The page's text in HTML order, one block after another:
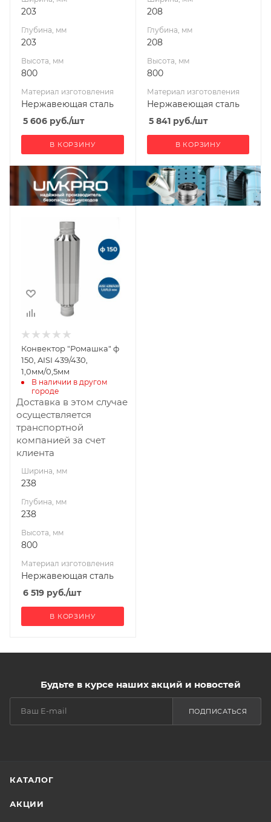
203
Глубина, мм
203
Высота, мм
800
Материал изготовления
Нержавеющая сталь
5 606 руб./шт
В КОРЗИНУ
208
Глубина, мм
208
Высота, мм
800
Материал изготовления
Нержавеющая сталь
5 841руб./шт
В КОРЗИНУ
Ширина, мм
800
Материал
Нержавеющая
сталь
Производитель
УМК
Конвектор "Ромашка" ф
150, AISI 439/430,
1,0мм/0,5мм
В наличии в другом
городе
Доставка в этом случае
осуществляется
транспортной
компанией за счет
клиента
Ширина, мм
238
Глубина, мм
238
Высота, мм
800
Материал изготовления
Нержавеющая сталь
6 519 руб./шт
В КОРЗИНУ
Будьте в курсе наших акций и новостей
ПОДПИСАТЬСЯ
КАТАЛОГ
АКЦИИ